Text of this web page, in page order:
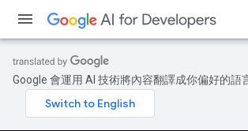
Google 會運用 AI 技術將內容翻譯成你偏好的語